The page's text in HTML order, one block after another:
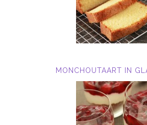
MONCHOUTAART IN